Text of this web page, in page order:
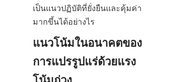
เป็นแนวปฏิบัติที่ยั่งยืนและคุ้มค่า
มากขึ้นได้อย่างไร
แนวโน้มในอนาคตของ
การแปรรูปแร่ด้วยแรง